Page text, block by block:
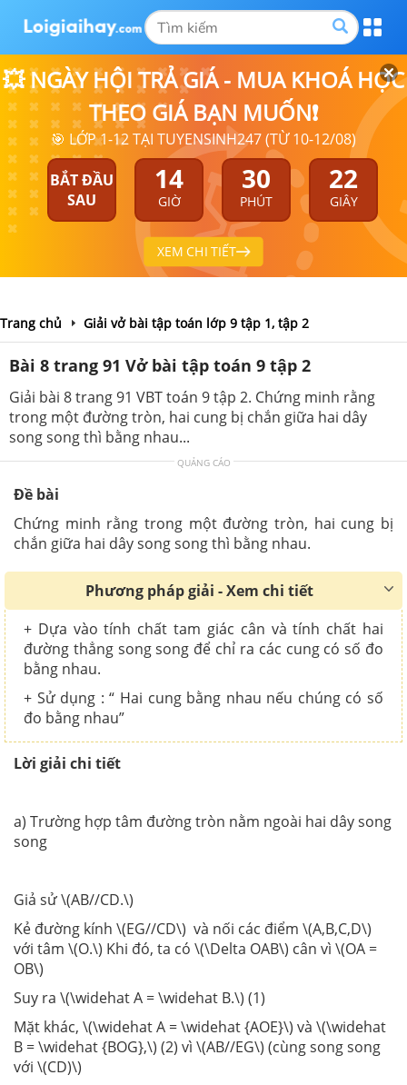
💥 NGÀY HỘI TRẢ GIÁ - MUA KHOÁ HỌC
THEO GIÁ BẠN MUỐN❗
🎯 LỚP 1-12 TẠI TUYENSINH247 (TỪ 10-12/08)
BẮT ĐẦU
SAU
14
GIỜ
30
PHÚT
22
GIÂY
XEM CHI TIẾT
Trang chủ Giải vở bài tập toán lớp 9 tập 1, tập 2
Bài 8 trang 91 Vở bài tập toán 9 tập 2
Giải bài 8 trang 91 VBT toán 9 tập 2. Chứng minh rằng
trong một đường tròn, hai cung bị chắn giữa hai dây
song song thì bằng nhau...
QUẢNG CÁO
Đề bài
Chứng minh rằng trong một đường tròn, hai cung bị
chắn giữa hai dây song song thì bằng nhau.
Phương pháp giải - Xem chi tiết
+ Dựa vào tính chất tam giác cân và tính chất hai
đường thẳng song song để chỉ ra các cung có số đo
bằng nhau.
+ Sử dụng : “ Hai cung bằng nhau nếu chúng có số
đo bằng nhau”
Lời giải chi tiết
a) Trường hợp tâm đường tròn nằm ngoài hai dây song
song
Giả sử \(AB//CD.\)
Kẻ đường kính \(EG//CD\) và nối các điểm \(A,B,C,D\)
với tâm \(O.\) Khi đó, ta có \(\Delta OAB\) cân vì \(OA =
OB\)
Suy ra \(\widehat A = \widehat B.\) (1)
Mặt khác, \(\widehat A = \widehat {AOE}\) và \(\widehat
B = \widehat {BOG},\) (2) vì \(AB//EG\) (cùng song song
với \(CD)\)